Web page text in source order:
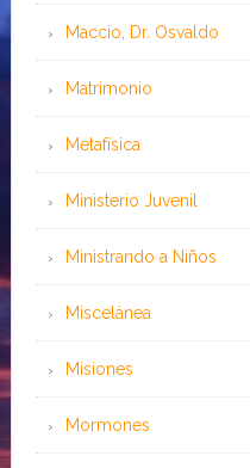
Maccio, Dr. Osvaldo
Matrimonio
Metafísica
Ministerio Juvenil
Ministrando a Niños
Miscelánea
Misiones
Mormones